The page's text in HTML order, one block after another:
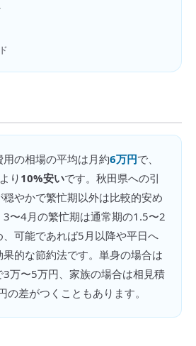
用の相場の平均は月約6万円で、
り 10%安いです。 秋田県への引
やかで繁忙期以外は比較的安め
〜4月の繁忙期は通常期の1.5〜2
可能であれば5月以降や平日へ
的な節約法です。単身の場合は
万〜5万円、家族の場合は相見積
の差がつくこともあります。